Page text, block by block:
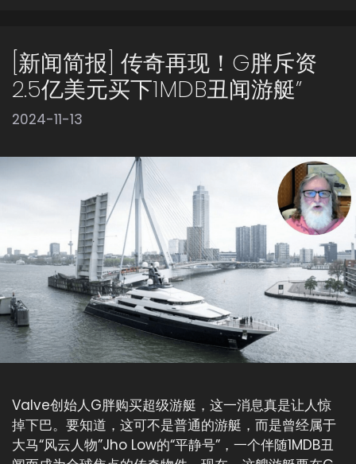
[新闻简报] 传奇再现！G胖斥资
2.5亿美元买下1MDB丑闻游艇”
2024-11-13
Valve创始人G胖购买超级游艇，这一消息真是让人惊
掉下巴。要知道，这可不是普通的游艇，而是曾经属于
大马“风云人物”Jho Low的“平静号”，一个伴随1MDB丑